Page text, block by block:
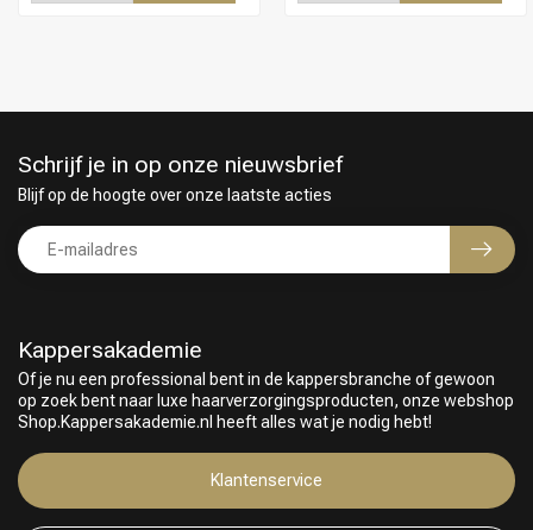
Keuze van onze Kappers
Kappersakademie
Of je nu een professional bent in de kappersbranche of gewoon
op zoek bent naar luxe haarverzorgingsproducten, onze webshop
Shop.Kappersakademie.nl heeft alles wat je nodig hebt!
Klantenservice
Schrijf je in op onze nieuwsbrief
Blijf op de hoogte over onze laatste acties